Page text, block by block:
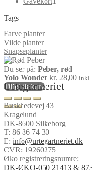
Tags
Farve planter
Vilde planter
Snapseplanter
Urtegartneriet
Buskhedevej 43
Kragelund
DK-8600 Silkeborg
T: 86 86 74 30
E: info@urtegartneriet.dk
CVR: 19260275
Øko registreringsnumre:
DK-ØKO-050 21413 &
Du ser på:Peber, rød
Yolo Wonder kr. 28,00 inkl.
Tilføj til kurv